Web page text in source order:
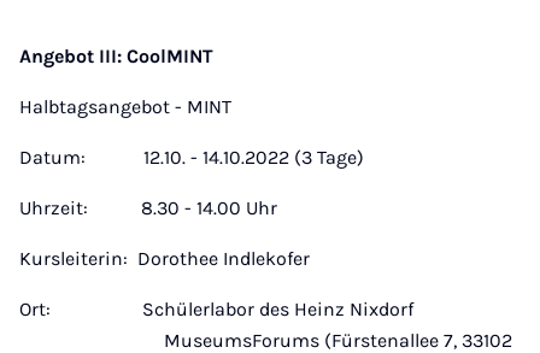
Angebot III: CoolMINT
Halbtagsangebot - MINT
Datum: 12.10. - 14.10.2022 (3 Tage)
Uhrzeit: 8.30 - 14.00 Uhr
Kursleiterin: Dorothee Indlekofer
Ort: Schülerlabor des Heinz Nixdorf
MuseumsForums (Fürstenallee 7, 33102